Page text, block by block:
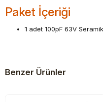
Paket İçeriği
1 adet 100pF 63V
Benzer Ürünler